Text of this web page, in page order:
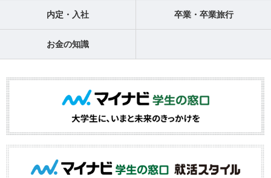
内定・入社 卒業・卒業旅行
お金の知識